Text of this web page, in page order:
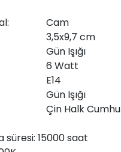
Cam
3,5x9,7 cm
Gün Işığı
6 Watt
E14
Gün Işığı
Çin Halk
15000 saat